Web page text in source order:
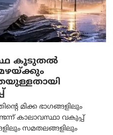
കൂടുതൽ
മിക്ക ഭാഗങ്ങളിലും
കാലാവസ്ഥാ വകുപ്പ്
സമതലങ്ങളിലും